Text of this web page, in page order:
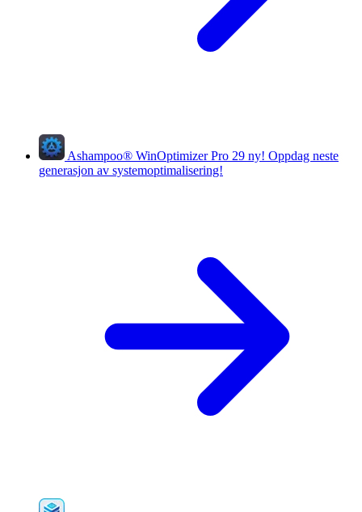
Ashampoo® WinOptimizer Pro 29 ny! Oppdag neste
generasjon av systemoptimalisering!